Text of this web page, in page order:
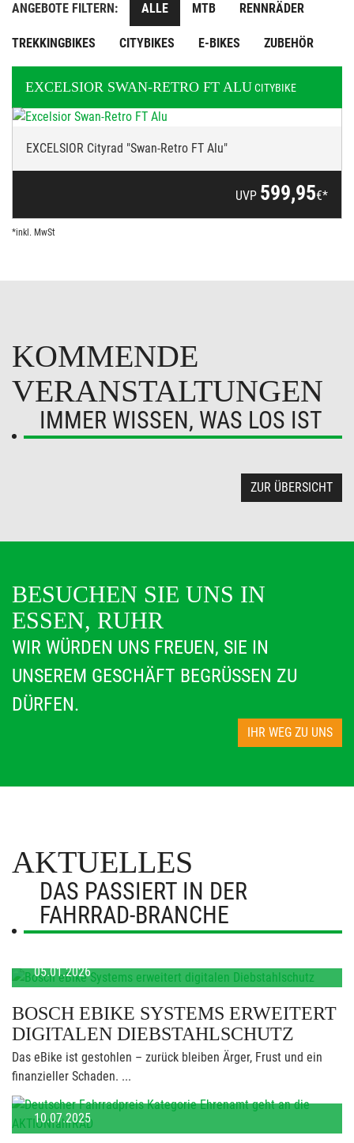
ANGEBOTE FILTERN: ALLE MTB RENNRÄDER
TREKKINGBIKES CITYBIKES E-BIKES ZUBEHÖR
EXCELSIOR SWAN-RETRO FT ALUCITYBIKE
EXCELSIOR Cityrad "Swan-Retro FT Alu"
UVP 599,95€*
*inkl. MwSt
KOMMENDE
VERANSTALTUNGEN
IMMER WISSEN, WAS LOS IST
ZUR ÜBERSICHT
BESUCHEN SIE UNS IN
ESSEN, RUHR
WIR WÜRDEN UNS FREUEN, SIE IN
UNSEREM GESCHÄFT BEGRÜSSEN ZU D
ÜRFEN.
IHR WEG ZU UNS
AKTUELLES
DAS PASSIERT IN DER
FAHRRAD-BRANCHE
05.01.2026
BOSCH EBIKE SYSTEMS ERWEITERT
DIGITALEN DIEBSTAHLSCHUTZ
Das eBike ist gestohlen – zurück bleiben Ärger, Frust und ein
finanzieller Schaden. ...
10.07.2025